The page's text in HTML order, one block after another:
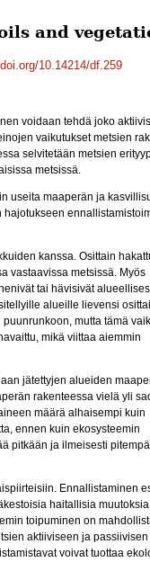
and
10.14214/df.259
voidaan tehdä joko
vaikutukset metsien
selvitetään metsien
metsissä.
useita maaperän ja
kanssa. Osittain
vastaavissa metsissä. Myös
tai hävisivät
alueille lievensi
mutta tämä
mikä viittaa aiemmin
jätettyjen alueiden
rakenteessa vielä yli
määrä alhaisempi kuin
ennen kuin ekosysteemin
pitkään ja ilmeisesti
Ennallistaminen
haitallisia
toipuminen on
aktiiviseen ja passiivisen
voivat tuottaa